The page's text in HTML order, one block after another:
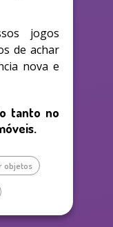
jogos
de achar
nova e
tanto no
objetos